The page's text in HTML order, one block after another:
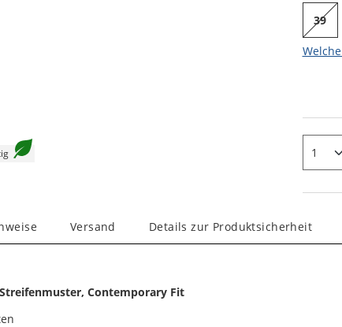
39
Versand Details zur Produktsicherheit
Contemporary Fit